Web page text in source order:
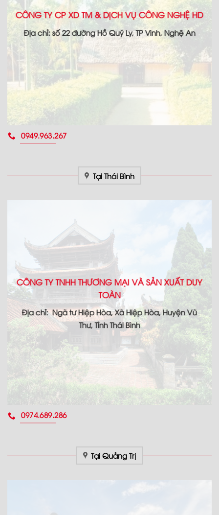
CÔNG TY CP XD TM & DỊCH VỤ CÔNG NGHỆ HD
Địa chỉ: số 22 đường Hồ Quý Ly, TP Vinh, Nghệ An
0949.963.267
Tại Thái Bình
CÔNG TY TNHH THƯƠNG MẠI VÀ SẢN XUẤT DUY
TOÀN
Địa chỉ: Ngã tư Hiệp Hòa, Xã Hiệp Hòa, Huyện Vũ
Thư, Tỉnh Thái Bình
0974.689.286
Tại Quảng Trị